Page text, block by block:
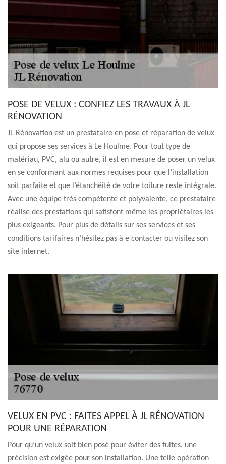
POSE DE VELUX : CONFIEZ LES TRAVAUX À JL
RÉNOVATION
JL Rénovation est un prestataire en pose et réparation de velux
qui propose ses services à Le Houlme. Pour tout type de
matériau, PVC, alu ou autre, il est en mesure de poser un velux
en se conformant aux normes requises pour que l’installation
soit parfaite et que l’étanchéité de votre toiture reste intégrale.
Avec une équipe très compétente et polyvalente, ce prestataire
réalise des prestations qui satisfont même les propriétaires les
plus exigeants. Pour plus de détails sur ses services et ses
conditions tarifaires n’hésitez pas à e contacter ou visitez son
site internet.
VELUX EN PVC : FAITES APPEL À JL RÉNOVATION
POUR UNE RÉPARATION
Pour qu’un velux soit bien posé pour éviter des fuites, une
précision est exigée pour son installation. Une telle opération